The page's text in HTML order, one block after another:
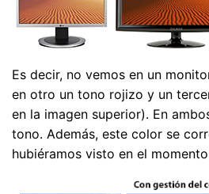
Es decir, no vemos en un
en otro un tono rojizo y un
en la imagen superior). En
tono. Además, este color se
hubiéramos visto en el